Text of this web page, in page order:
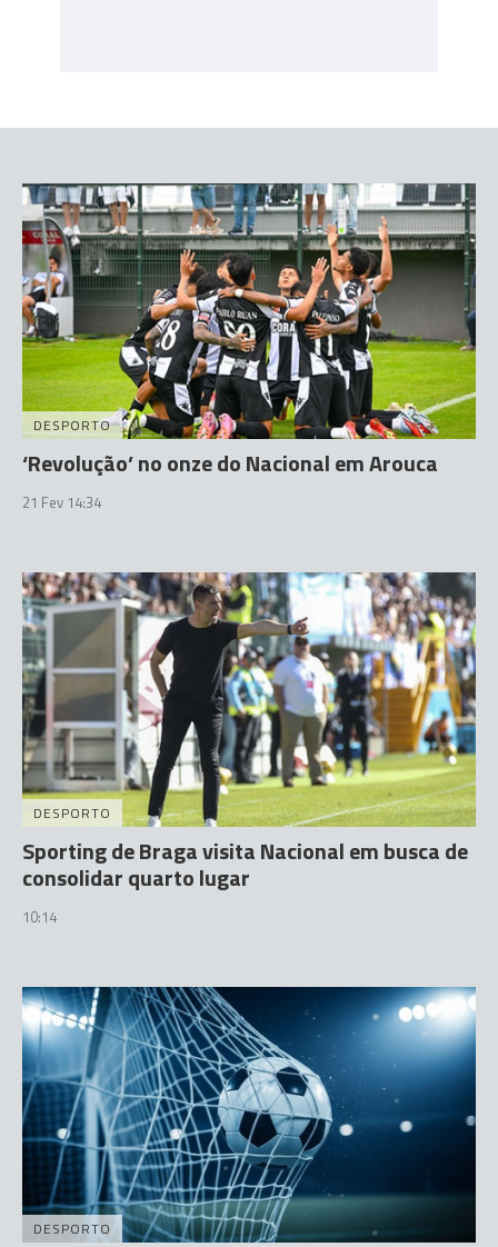
DESPORTO
‘Revolução’ no onze do Nacional em Arouca
21 Fev 14:34
DESPORTO
Sporting de Braga visita Nacional em busca de
consolidar quarto lugar
10:14
DESPORTO